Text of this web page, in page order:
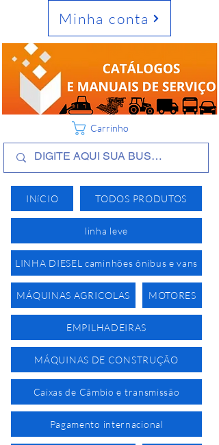
INíCIO TODOS PRODUTOS
linha leve
LINHA DIESEL caminhões ônibus e vans
MÁQUINAS AGRICOLAS MOTORES
EMPILHADEIRAS
MÁQUINAS DE CONSTRUÇÃO
Caixas de Câmbio e transmissão
Pagamento internacional
Minha conta
Carrinho